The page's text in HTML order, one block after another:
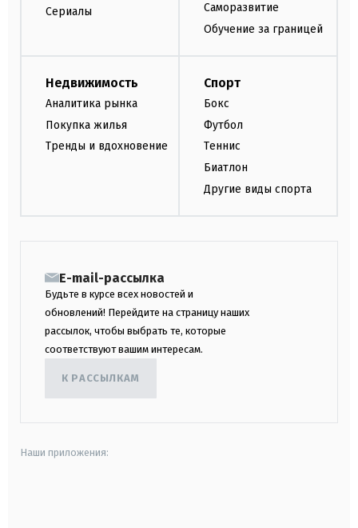
Сериалы
Саморазвитие
Обучение за границей
Недвижимость
Аналитика рынка
Покупка жилья
Тренды и вдохновение
Спорт
Бокс
Футбол
Теннис
Биатлон
Другие виды спорта
E-mail-рассылка
Будьте в курсе всех новостей и
обновлений! Перейдите на страницу наших
рассылок, чтобы выбрать те, которые
соответствуют вашим интересам.
К РАССЫЛКАМ
Наши приложения: